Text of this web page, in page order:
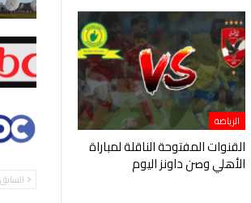
الرياضة
القنوات المفتوحة الناقلة لمباراة
الأهلي وصن داونز اليوم
السابق